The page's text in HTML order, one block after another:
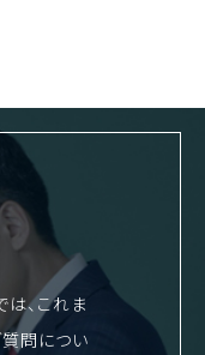
、これま
問につい